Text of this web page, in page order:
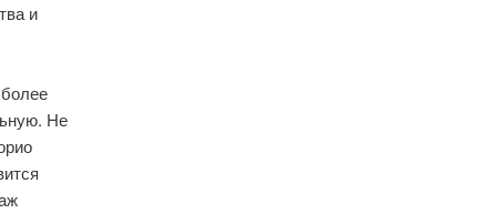
и
Не